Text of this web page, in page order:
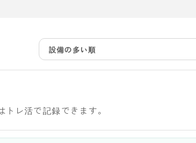
設備の多い順
レ活で記録できます。